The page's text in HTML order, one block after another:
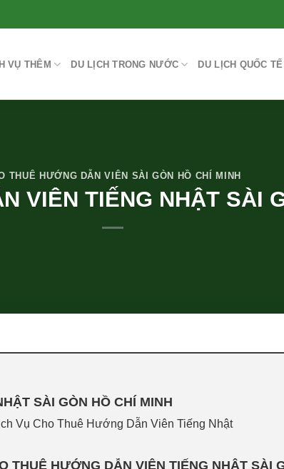
VỤ THÊM DU LỊCH TRONG NƯỚC DU LỊCH QUỐC TẾ
THUÊ HƯỚNG DẪN VIÊN SÀI GÒN HỒ CHÍ MINH
VIÊN TIẾNG NHẬT SÀI
SÀI GÒN HỒ CHÍ MINH
Vụ Cho Thuê Hướng Dẫn Viên Tiếng Nhật
THUÊ HƯỚNG DẪN VIÊN TIẾNG NHẬT SÀI